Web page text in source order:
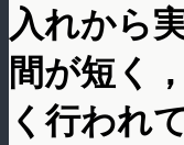
入れから
間が短く
く行われ